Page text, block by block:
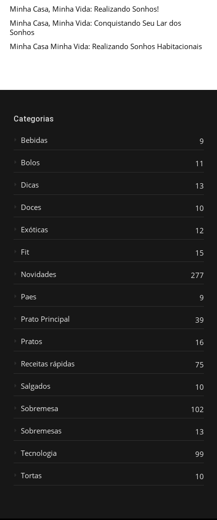
Minha Casa, Minha Vida: Realizando Sonhos!
Minha Casa, Minha Vida: Conquistando Seu Lar dos
Sonhos
Minha Casa Minha Vida: Realizando Sonhos Habitacionais
Categorias
Bebidas 9
Bolos 11
Dicas 13
Doces 10
Exóticas 12
Fit 15
Novidades 277
Paes 9
Prato Principal 39
Pratos 16
Receitas rápidas 75
Salgados 10
Sobremesa 102
Sobremesas 13
Tecnologia 99
Tortas 10